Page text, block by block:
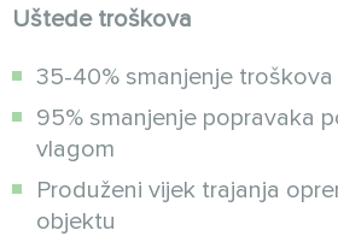
Uštede troškova
35-40% smanjenje
95% smanjenje popravaka
vlagom
Produženi vijek trajanja
objektu